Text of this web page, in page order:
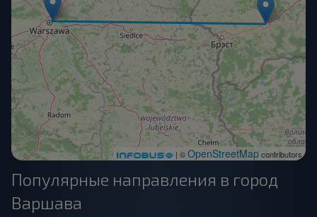
| ©OpenStreetMapcontributors
Популярные направления в город
Варшава